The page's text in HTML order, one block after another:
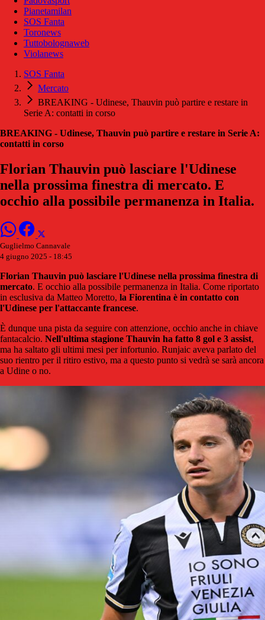
Pianetamilan
SOS Fanta
Toronews
Tuttobolognaweb
Violanews
SOS Fanta
Mercato
BREAKING - Udinese, Thauvin può partire e restare in
Serie A: contatti in corso
BREAKING - Udinese, Thauvin può partire e restare in Serie A:
contatti in corso
Florian Thauvin può lasciare l'Udinese
nella prossima finestra di mercato. E
occhio alla possibile permanenza in Italia.
Guglielmo Cannavale
4 giugno 2025 - 18:45
Florian Thauvin può lasciare l'Udinese nella prossima finestra di
mercato. E occhio alla possibile permanenza in Italia. Come riportato
in esclusiva da Matteo Moretto, la Fiorentina è in contatto con
l'Udinese per l'attaccante francese.
È dunque una pista da seguire con attenzione, occhio anche in chiave
fantacalcio. Nell'ultima stagione Thauvin ha fatto 8 gol e 3 assist,
ma ha saltato gli ultimi mesi per infortunio. Runjaic aveva parlato del
suo rientro per il ritiro estivo, ma a questo punto si vedrà se sarà ancora
a Udine o no.